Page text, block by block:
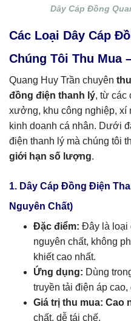
Dây Cáp Đồng
Các Loại Dây Cáp
Chúng Tôi Thu Mua
Quang Huy Trần chuyên
đồng điện thanh lý, từ các
xưởng, khu công nghiệp, xí
kinh doanh cá nhân. Dưới
điện thanh lý mà chúng tôi
giới hạn số lượng.
1. Dây Cáp Đồng Điện
Nguyên Chất)
Đặc điểm: Đây là loại
nguyên chất, không
khiết cao nhất.
Ứng dụng: Dùng
truyền tải điện áp cao,
Giá trị thu mua: Cao
chất, dễ tái chế.